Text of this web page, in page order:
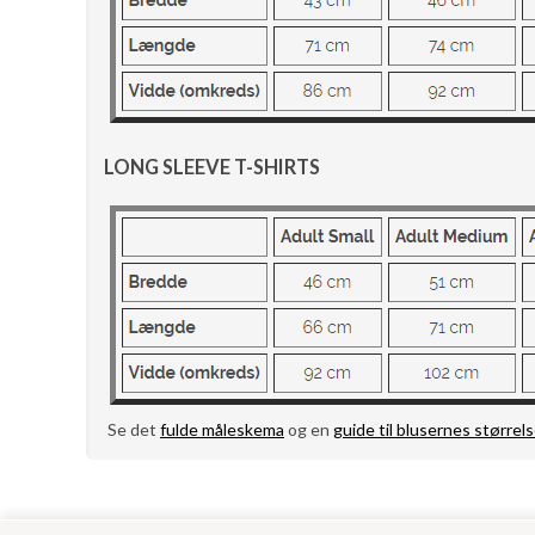
LONG SLEEVE T-SHIRTS
Se det fulde måleskema og en guide til blusernes